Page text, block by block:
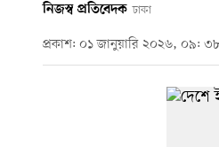
নিজস্ব প্রতিবেদক ঢাকা
প্রকাশ: ০১ জানুয়ারি ২০২৬, ০৯: ৩৮